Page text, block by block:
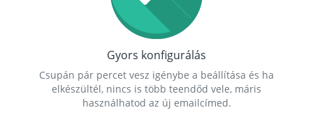
Gyors konfigurálás
Csupán pár percet vesz igénybe a beállítása és ha
elkészültél, nincs is több teendőd vele, máris
használhatod az új emailcímed.